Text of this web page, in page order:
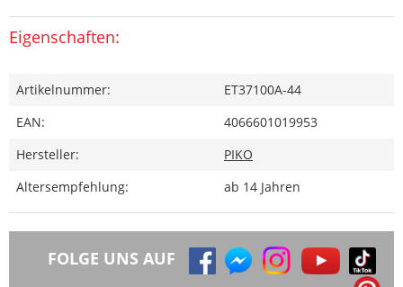
Eigenschaften:
Artikelnummer:
ET37100A-44
EAN:
4066601019953
Hersteller:
PIKO
Altersempfehlung:
ab 14 Jahren
FOLGE UNS AUF